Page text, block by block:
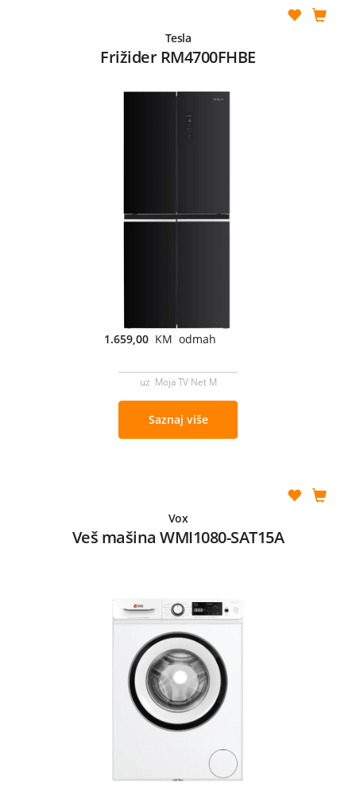
Tesla
Frižider RM4700FHBE
1.659,00 KM odmah
uz Moja TV Net M
Saznaj više
Vox
Veš mašina WMI1080-SAT15A